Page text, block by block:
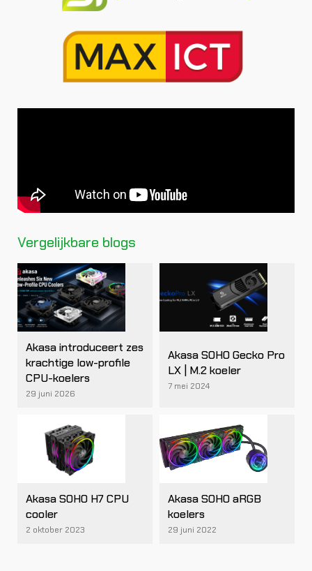
Vergelijkbare blogs
Akasa introduceert zes
krachtige low-profile
CPU-koelers
29 juni 2026
Akasa SOHO Gecko Pro
LX | M.2 koeler
7 mei 2024
Akasa SOHO H7 CPU
cooler
2 oktober 2023
Akasa SOHO aRGB
koelers
29 juni 2022